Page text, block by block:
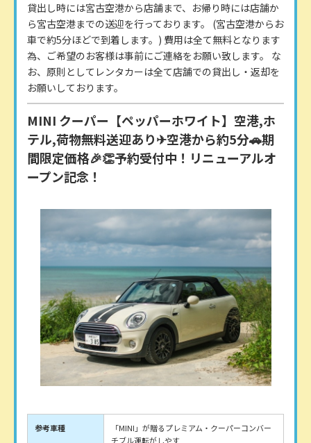
貸出し時には宮古空港から店舗まで、お帰り時には店舗か
ら宮古空港までの送迎を行っております。 (宮古空港からお
車で約5分ほどで到着します。) 費用は全て無料となります
為、ご希望のお客様は事前にご連絡をお願い致します。 な
お、原則としてレンタカーは全て店舗での貸出し・返却を
お願いしております。
MINI クーパー【ペッパーホワイト】空港,ホ
テル,荷物無料送迎あり✈空港から約5分🚗期
間限定価格🎉👏予約受付中！リニューアルオ
ープン記念！
参考車種
「MINI」が贈るプレミアム・クーパーコンバー
チブル運転がしやす